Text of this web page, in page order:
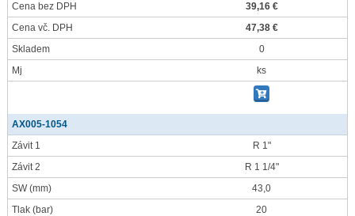
Cena bez DPH
39,16 €
Cena vč. DPH
47,38 €
Skladem
0
Mj
ks
AX005-1054
Závit 1
R 1"
Závit 2
R 1 1/4"
SW(mm)
43,0
Tlak (bar)
20